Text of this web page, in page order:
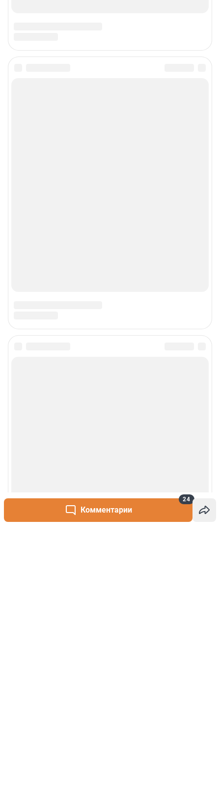
Комментарии
24